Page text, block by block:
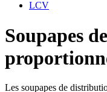
LCV
Soupapes
Les soupapes de